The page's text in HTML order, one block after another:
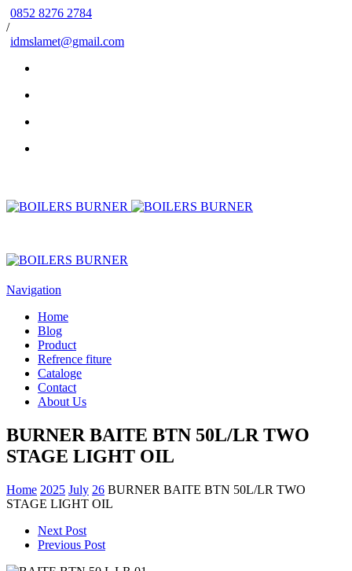
0852 8276 2784
/
idmslamet@gmail.com
Navigation
Home
Blog
Product
Refrence fiture
Cataloge
Contact
About Us
BURNER BAITE BTN 50L/LR TWO
STAGE LIGHT OIL
Home 2025 July 26 BURNER BAITE BTN 50L/LR TWO
STAGE LIGHT OIL
Next Post
Previous Post